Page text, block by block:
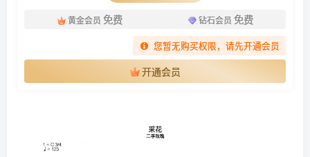
黄金会员 免费 钻石会员 免费
您暂无购买权限，请先开通会员
开通会员